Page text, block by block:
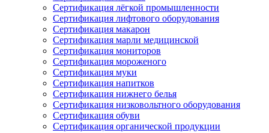
Сертификация лёгкой промышленности
Сертификация лифтового оборудования
Сертификация макарон
Сертификация марли медицинской
Сертификация мониторов
Сертификация мороженого
Сертификация муки
Сертификация напитков
Сертификация нижнего белья
Сертификация низковольтного оборудования
Сертификация обуви
Сертификация органической продукции